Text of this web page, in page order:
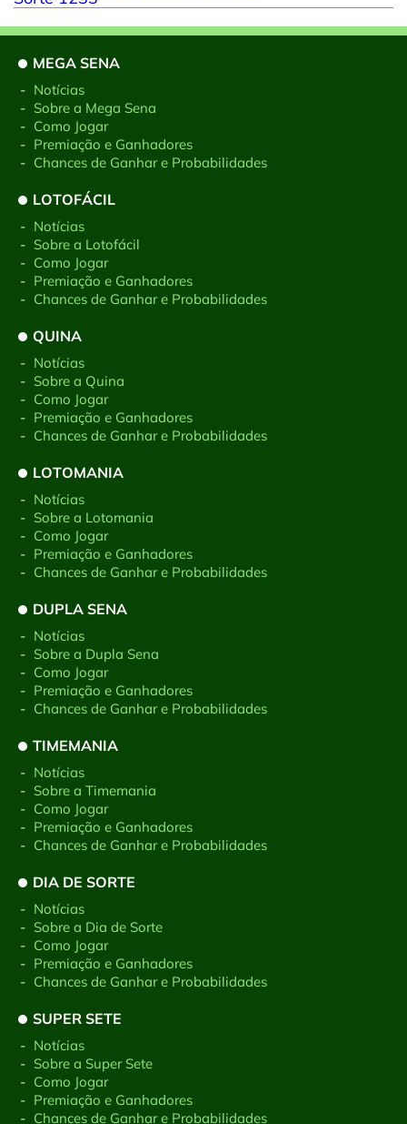
MEGA SENA
- Notícias
- Sobre a Mega Sena
- Como Jogar
- Premiação e Ganhadores
- Chances de Ganhar e Probabilidades
LOTOFÁCIL
- Notícias
- Sobre a Lotofácil
- Como Jogar
- Premiação e Ganhadores
- Chances de Ganhar e Probabilidades
QUINA
- Notícias
- Sobre a Quina
- Como Jogar
- Premiação e Ganhadores
- Chances de Ganhar e Probabilidades
LOTOMANIA
- Notícias
- Sobre a Lotomania
- Como Jogar
- Premiação e Ganhadores
- Chances de Ganhar e Probabilidades
DUPLA SENA
- Notícias
- Sobre a Dupla Sena
- Como Jogar
- Premiação e Ganhadores
- Chances de Ganhar e Probabilidades
TIMEMANIA
- Notícias
- Sobre a Timemania
- Como Jogar
- Premiação e Ganhadores
- Chances de Ganhar e Probabilidades
DIA DE SORTE
- Notícias
- Sobre a Dia de Sorte
- Como Jogar
- Premiação e Ganhadores
- Chances de Ganhar e Probabilidades
SUPER SETE
- Notícias
- Sobre a Super Sete
- Como Jogar
- Premiação e Ganhadores
- Chances de Ganhar e Probabilidades